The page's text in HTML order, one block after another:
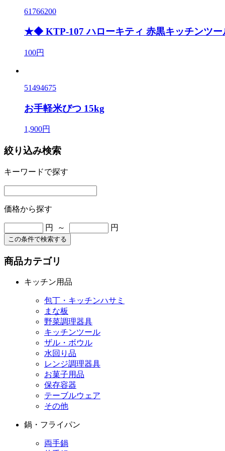
61766200
★◆ KTP-107 ハローキティ 赤黒キッチンツ
100円
51494675
お手軽米びつ 15kg
1,900円
絞り込み検索
キーワードで探す
価格から探す
円 ～ 円
この条件で検索する
商品カテゴリ
キッチン用品
包丁・キッチンハサミ
まな板
野菜調理器具
キッチンツール
ザル・ボウル
水回り品
レンジ調理器具
お菓子用品
保存容器
テーブルウェア
その他
鍋・フライパン
両手鍋